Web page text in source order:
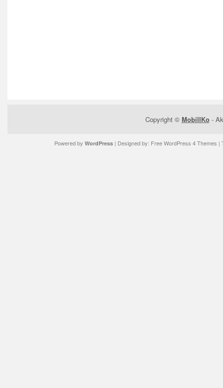
Copyright © MobilIKo-
Powered by WordPress| Designed by: Free WordPress 4 Themes |